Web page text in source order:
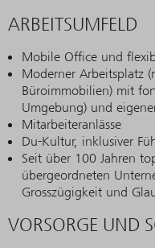
ARBEITSUMFELD
Mobile Office und
Moderner Arbeitsplatz
Büroimmobilien) mit
Umgebung) und
Mitarbeiteranlässe
Du-Kultur, inklusiver
Seit über 100 Jahren
übergeordneten
Grosszügigkeit und
VORSORGE UND